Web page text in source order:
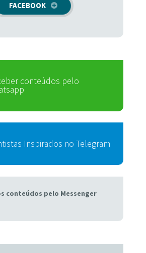
FACEBOOK
conteúdos pelo
Inspirados no Telegram
conteúdos pelo Messenger